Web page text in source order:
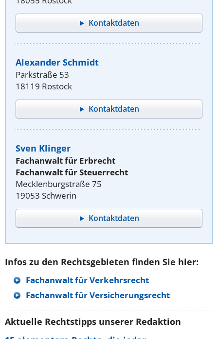
Kontaktdaten
Alexander Schmidt
Parkstraße 53
18119 Rostock
Kontaktdaten
Sven Klinger
Fachanwalt für Erbrecht
Fachanwalt für Steuerrecht
Mecklenburgstraße 75
19053 Schwerin
Kontaktdaten
Infos zu den Rechtsgebieten finden Sie hier:
Fachanwalt für Verkehrsrecht
Fachanwalt für Versicherungsrecht
Aktuelle Rechtstipps unserer Redaktion